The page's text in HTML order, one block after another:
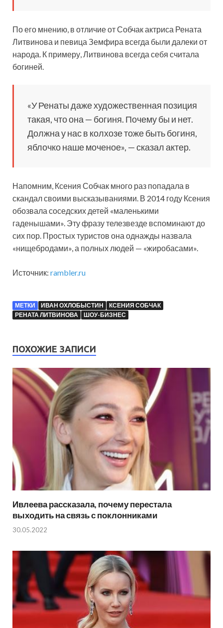
По его мнению, в отличие от Собчак актриса Рената
Литвинова и певица Земфира всегда были далеки от
народа. К примеру, Литвинова всегда себя считала
богиней.
«У Ренаты даже художественная позиция
такая, что она — богиня. Почему бы и нет.
Должна у нас в колхозе тоже быть богиня,
яблочко наше моченое», — сказал актер.
Напомним, Ксения Собчак много раз попадала в
скандал своими высказываниями. В 2014 году Ксения
обозвала соседских детей «маленькими
гаденышами». Эту фразу телезвезде вспоминают до
сих пор. Простых туристов она однажды назвала
«нищебродами», а полных людей — «жиробасами».
Источник: rambler.ru
МЕТКИ ИВАН ОХЛОБЫСТИН
КСЕНИЯ СОБЧАК
РЕНАТА ЛИТВИНОВА
ШОУ-БИЗНЕС
ПОХОЖИЕ ЗАПИСИ
Ивлеева рассказала, почему перестала
выходить на связь с поклонниками
30.05.2022